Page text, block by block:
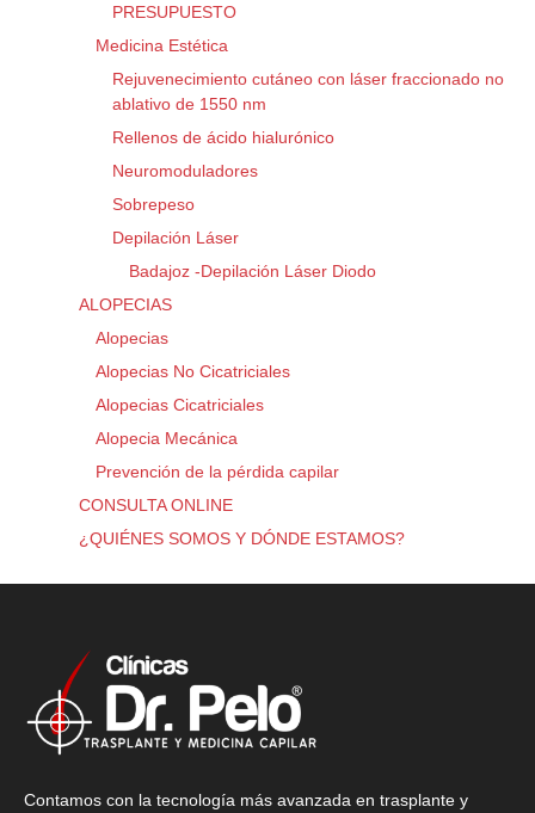
PRESUPUESTO
Medicina Estética
Rejuvenecimiento cutáneo con láser fraccionado no
ablativo de 1550 nm
Rellenos de ácido hialurónico
Neuromoduladores
Sobrepeso
Depilación Láser
Badajoz -Depilación Láser Diodo
ALOPECIAS
Alopecias
Alopecias No Cicatriciales
Alopecias Cicatriciales
Alopecia Mecánica
Prevención de la pérdida capilar
CONSULTA ONLINE
¿QUIÉNES SOMOS Y DÓNDE ESTAMOS?
Contamos con la tecnología más avanzada en trasplante y